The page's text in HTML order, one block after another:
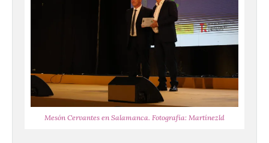
Mesón Cervantes en Salamanca. Fotografía: Martínezld